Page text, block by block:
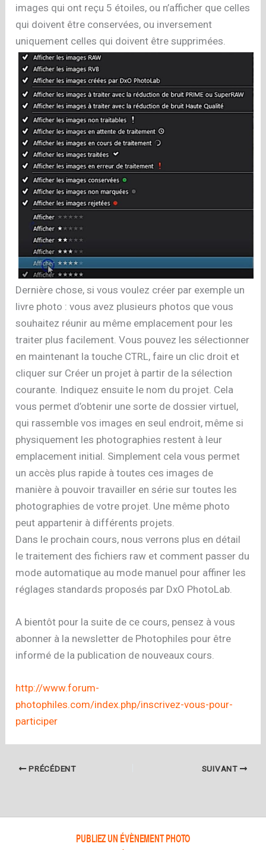
images qui ont reçu 5 étoiles, ou n’afficher que celles
qui doivent être conservées, ou inversement
uniquement celles qui doivent être supprimées.
Dernière chose, si vous voulez créer par exemple un
livre photo : vous avez plusieurs photos que vous
souhaitez réunir au même emplacement pour les
traiter plus facilement. Vous pouvez les sélectionner
en maintenant la touche CTRL, faire un clic droit et
cliquer sur Créer un projet à partir de la sélection
courante. Indiquez ensuite le nom du projet. Cela
vous permet d’obtenir une sorte de dossier virtuel,
qui rassemble vos images en seul endroit, même si
physiquement les photographies restent à leur
emplacement initial. Simplement cela vous permet
un accès plus rapide à toutes ces images de
manière à pouvoir travailler en série sur toutes les
photographies de votre projet. Une même photo
peut appartenir à différents projets.
Dans le prochain cours, nous verrons plus en détail
le traitement des fichiers raw et comment passer du
mode automatique au mode manuel pour affiner les
réglages standards proposés par DxO PhotoLab.
A bientôt pour la suite de ce cours, pensez à vous
abonner à la newsletter de Photophiles pour être
informé de la publication de nouveaux cours.
http://www.forum-
photophiles.com/index.php/inscrivez-vous-pour-
participer
PRÉCÉDENT SUIVANT
PUBLIEZ UN ÉVÈNEMENT PHOTO